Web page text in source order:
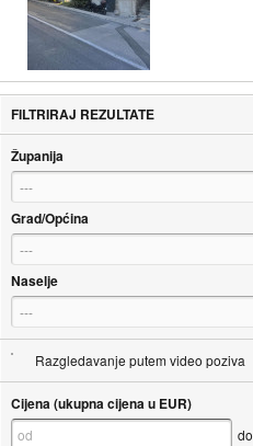
FILTRIRAJ REZULTATE
Županija
---
Grad/Općina
---
Naselje
---
Razgledavanje putem video poziva
Cijena (ukupna cijena u EUR)
do